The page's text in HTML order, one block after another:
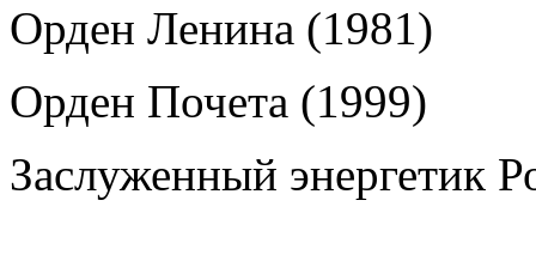
Орден Ленина (1981)
Орден Почета (1999)
Заслуженный энергетик